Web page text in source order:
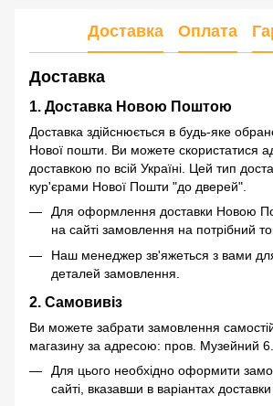
Доставка Оплата
Доставка
1. Доставка Новою Поштою
Доставка здійснюється в будь-яке
Нової пошти. Ви можете скористатися
доставкою по всій Україні. Цей тип
кур'єрами Нової Пошти "до дверей".
Для оформлення доставки Новою
на сайті замовлення на потрібний
Наш менеджер зв'яжеться з вами
деталей замовлення.
2. Самовивіз
Ви можете забрати замовлення
магазину за адресою: пров. Музейний 6.
Для цього необхідно оформити
сайті, вказавши в варіантах доставки